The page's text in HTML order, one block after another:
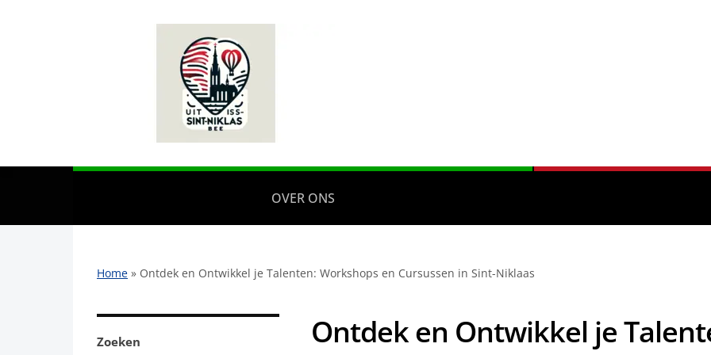
OVER ONS
Home » Ontdek en Ontwikkel je Talenten: Workshops en Cursussen in Sint-Niklaas
Zoeken
Ontdek en Ontwikkel je